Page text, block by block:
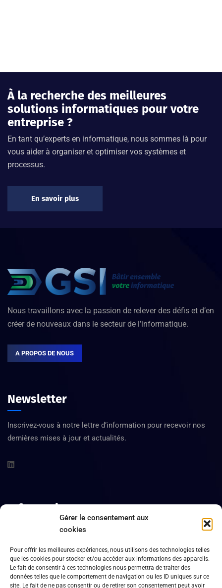
Gérer le consentement aux
cookies
Pour offrir les meilleures expériences, nous utilisons des technologies telles
que les cookies pour stocker et/ou accéder aux informations des appareils.
Le fait de consentir à ces technologies nous permettra de traiter des
données telles que le comportement de navigation ou les ID uniques sur ce
site. Le fait de ne pas consentir ou de retirer son consentement peut avoir
À la recherche des meilleures
solutions informatiques pour votre
entreprise ?
En tant qu’experts en informatique, nous sommes là pour
vous aider à organiser et optimiser vos systèmes et
processus.
En savoir plus
Nous travaillons avec la passion de relever des défis et d’en
créer de nouveaux dans le secteur de l’informatique.
A PROPOS DE NOUS
Newsletter
Inscrivez-vous à notre lettre d’information pour recevoir nos
dernières mises à jour et actualités.
Informations
Bègles
05 56 08 48 34